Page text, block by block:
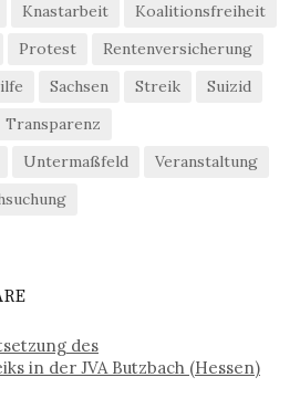
Knastarbeit
Koalitionsfreiheit
Protest
Rentenversicherung
Sachsen Streik
Suizid
Transparenz
Untermaßfeld
Veranstaltung
des
in der JVA Butzbach (Hessen)